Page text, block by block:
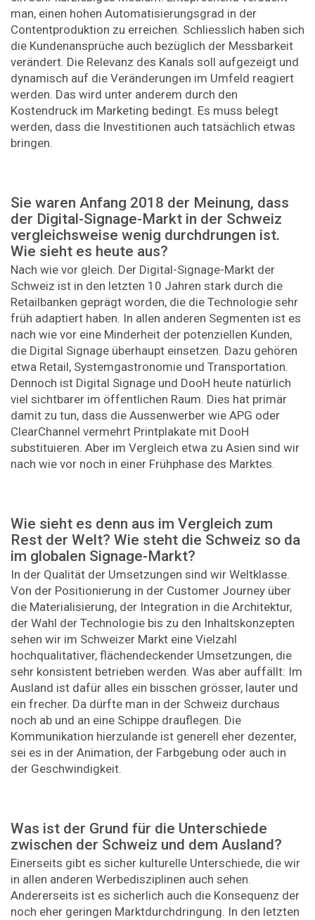
man, einen hohen Automatisierungsgrad in der
Contentproduktion zu erreichen. Schliesslich haben sich
die Kundenansprüche auch bezüglich der Messbarkeit
verändert. Die Relevanz des Kanals soll aufgezeigt und
dynamisch auf die Veränderungen im Umfeld reagiert
werden. Das wird unter anderem durch den
Kostendruck im Marketing bedingt. Es muss belegt
werden, dass die Investitionen auch tatsächlich etwas
bringen.
Sie waren Anfang 2018 der Meinung, dass
der Digital-Signage-Markt in der Schweiz
vergleichsweise wenig durchdrungen ist.
Wie sieht es heute aus?
Nach wie vor gleich. Der Digital-Signage-Markt der
Schweiz ist in den letzten 10 Jahren stark durch die
Retailbanken geprägt worden, die die Technologie sehr
früh adaptiert haben. In allen anderen Segmenten ist es
nach wie vor eine Minderheit der potenziellen Kunden,
die Digital Signage überhaupt einsetzen. Dazu gehören
etwa Retail, Systemgastronomie und Transportation.
Dennoch ist Digital Signage und DooH heute natürlich
viel sichtbarer im öffentlichen Raum. Dies hat primär
damit zu tun, dass die Aussenwerber wie APG oder
ClearChannel vermehrt Printplakate mit DooH
substituieren. Aber im Vergleich etwa zu Asien sind wir
nach wie vor noch in einer Frühphase des Marktes.
Wie sieht es denn aus im Vergleich zum
Rest der Welt? Wie steht die Schweiz so da
im globalen Signage-Markt?
In der Qualität der Umsetzungen sind wir Weltklasse.
Von der Positionierung in der Customer Journey über
die Materialisierung, der Integration in die Architektur,
der Wahl der Technologie bis zu den Inhaltskonzepten
sehen wir im Schweizer Markt eine Vielzahl
hochqualitativer, flächendeckender Umsetzungen, die
sehr konsistent betrieben werden. Was aber auffällt: Im
Ausland ist dafür alles ein bisschen grösser, lauter und
ein frecher. Da dürfte man in der Schweiz durchaus
noch ab und an eine Schippe drauflegen. Die
Kommunikation hierzulande ist generell eher dezenter,
sei es in der Animation, der Farbgebung oder auch in
der Geschwindigkeit.
Was ist der Grund für die Unterschiede
zwischen der Schweiz und dem Ausland?
Einerseits gibt es sicher kulturelle Unterschiede, die wir
in allen anderen Werbedisziplinen auch sehen.
Andererseits ist es sicherlich auch die Konsequenz der
noch eher geringen Marktdurchdringung. In den letzten